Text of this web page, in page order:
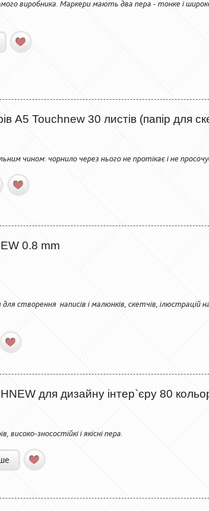
виробника. Маркери мають два пера - тонке і
А5 Touchnew 30 листів (папір для
чином: чорнило через нього не протікає і не
0.8 mm
створення написів і малюнків, скетчів, ілюстрацій
для дизайну інтер`єру 80
зносостійкі і якісні пера.